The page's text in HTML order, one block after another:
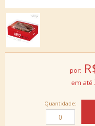
por:
Quantidade: